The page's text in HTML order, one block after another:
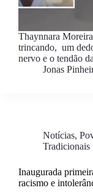
Thaynnara
trincando, um
nervo e o tendão
Jonas
Notícias,
Tradicionais
Inaugurada
racismo e